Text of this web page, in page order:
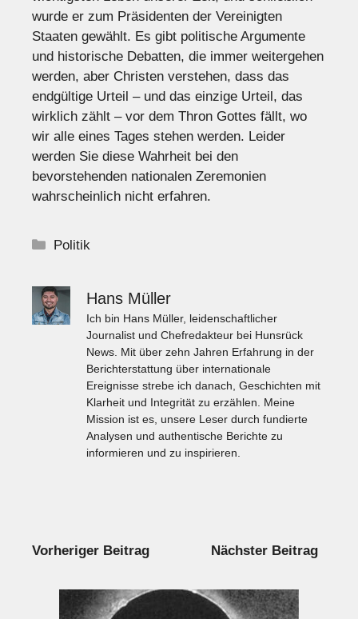
wurde er zum Präsidenten der Vereinigten
Staaten gewählt. Es gibt politische Argumente
und historische Debatten, die immer weitergehen
werden, aber Christen verstehen, dass das
endgültige Urteil – und das einzige Urteil, das
wirklich zählt – vor dem Thron Gottes fällt, wo
wir alle eines Tages stehen werden. Leider
werden Sie diese Wahrheit bei den
bevorstehenden nationalen Zeremonien
wahrscheinlich nicht erfahren.
Kategorien
Politik
Hans Müller
Ich bin Hans Müller, leidenschaftlicher
Journalist und Chefredakteur bei Hunsrück
News. Mit über zehn Jahren Erfahrung in der
Berichterstattung über internationale
Ereignisse strebe ich danach, Geschichten mit
Klarheit und Integrität zu erzählen. Meine
Mission ist es, unsere Leser durch fundierte
Analysen und authentische Berichte zu
informieren und zu inspirieren.
Vorheriger Beitrag Nächster Beitrag